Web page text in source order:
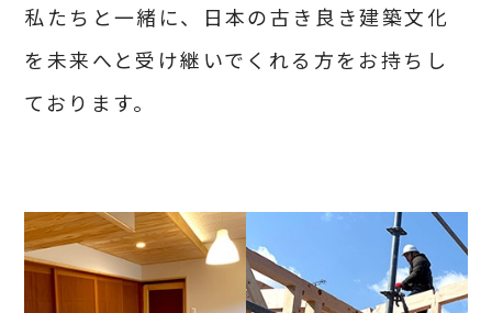
私たちと一緒に、日本の古き良き建築文化
を未来へと受け継いでくれる方をお持ちし
ております。